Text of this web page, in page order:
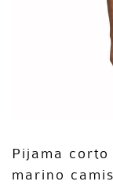
Pijama
marino